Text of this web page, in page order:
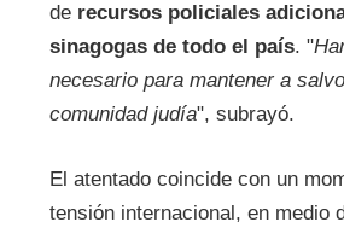
de recursos policiales
sinagogas de todo el país. "
necesario para mantener a
comunidad judía", subrayó.
El atentado coincide con un
tensión internacional, en medio